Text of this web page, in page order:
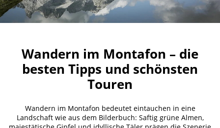
Wandern im Montafon – die
besten Tipps und schönsten
Touren
Wandern im Montafon bedeutet eintauchen in eine
Landschaft wie aus dem Bilderbuch: Saftig grüne Almen,